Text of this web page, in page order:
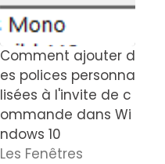
Comment ajouter d
es polices personna
lisées à l'invite de c
ommande dans Wi
ndows 10
Les Fenêtres